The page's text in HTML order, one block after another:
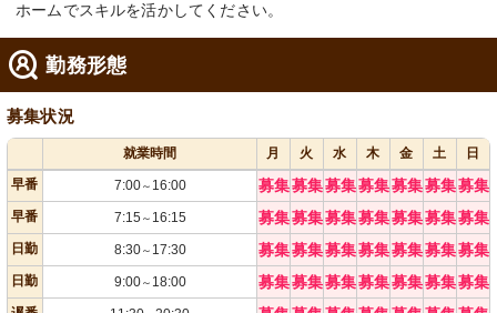
ホームでスキルを活かしてください。
勤務形態
募集状況
就業時間 月 火 水 木 金 土
日
早番
7:00～ 16:00 募集募集募集募集募集募集募集
早番 7:15 ～ 16:15 募集募集募集募集募集募集募集
日勤 8:30～ 17:30 募集募集募集募集募集募集募集
日勤 9:00～ 18:00 募集募集募集募集募集募集募集